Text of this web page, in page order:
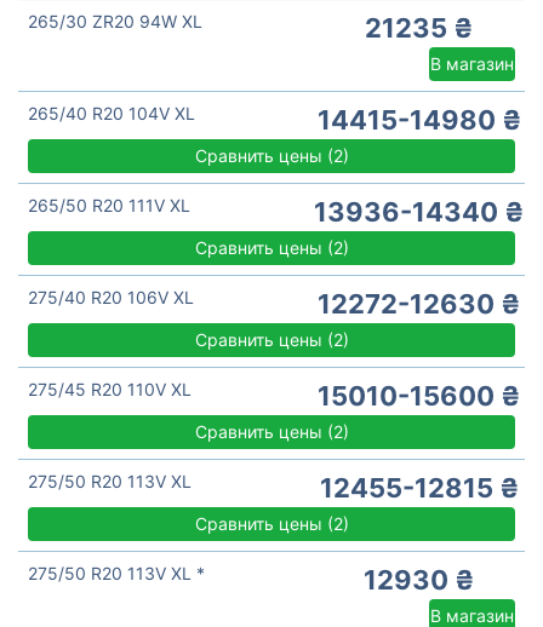
265/30 ZR20 94W XL 21235 ₴
В магазин
265/40 R20 104V XL 14415-14980 ₴
Сравнить цены (2)
265/50 R20 111V XL 13936-14340 ₴
Сравнить цены (2)
275/40 R20 106V XL 12272-12630 ₴
Сравнить цены (2)
275/45 R20 110V XL 15010-15600 ₴
Сравнить цены (2)
275/50 R20 113V XL 12455-12815 ₴
Сравнить цены (2)
275/50 R20 113V XL * 12930 ₴
В магазин